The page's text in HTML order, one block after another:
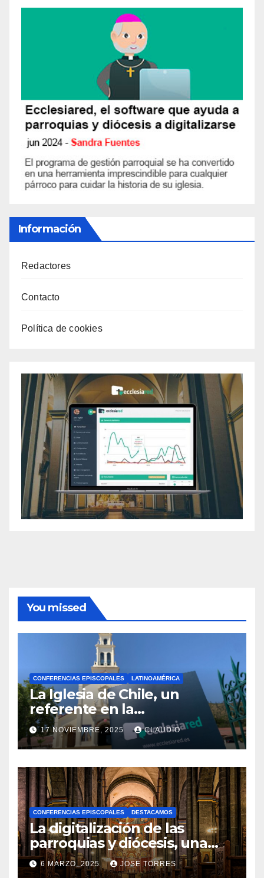
Información
Redactores
Contacto
Política de cookies
You missed
CONFERENCIAS EPISCOPALES LATINOAMÉRICA
La Iglesia de Chile, un
referente en la
transformación digital
gracias a Ecclesiared
17 NOVIEMBRE, 2025 CLAUDIO
N
O
H
A
Y
C
O
M
CONFERENCIAS EPISCOPALES DESTACAMOS
La digitalización de las
parroquias y diócesis, una
realidad ya para el futuro de
la Iglesia
6 MARZO, 2025 JOSE TORRES